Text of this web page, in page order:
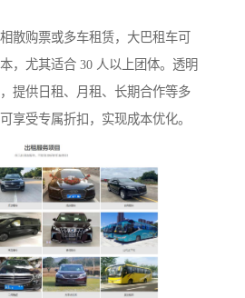
散购票或多车租赁，大巴租车可
，尤其适合 30 人以上团体。透明
提供日租、月租、长期合作等多
享受专属折扣，实现成本优化。